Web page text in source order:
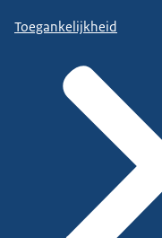
Toegankelijkheid